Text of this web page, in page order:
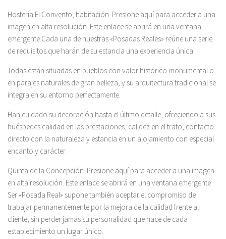
Hostería El Convento, habitación. Presione aquí para acceder a una
imagen en alta resolución. Este enlace se abrirá en una ventana
emergente Cada una de nuestras «Posadas Reales» reúne una serie
de requisitos que harán de su estancia una experiencia única.
Todas están situadas en pueblos con valor histórico-monumental o
en parajes naturales de gran belleza, y su arquitectura tradicional se
integra en su entorno perfectamente.
Han cuidado su decoración hasta el último detalle, ofreciendo a sus
huéspedes calidad en las prestaciones, calidez en el trato, contacto
directo con la naturaleza y estancia en un alojamiento con especial
encanto y carácter.
Quinta de la Concepción. Presione aquí para acceder a una imagen
en alta resolución. Este enlace se abrirá en una ventana emergente
Ser «Posada Real» supone también aceptar el compromiso de
trabajar permanentemente por la mejora de la calidad frente al
cliente, sin perder jamás su personalidad que hace de cada
establecimiento un lugar único.